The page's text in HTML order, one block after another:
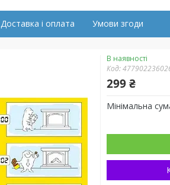
Доставка і оплата Умови згоди
В наявності
Код:
299 ₴
Мінімальна